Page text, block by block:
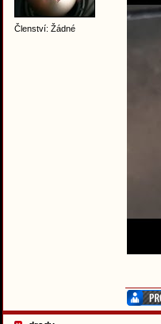
Členství: Žádné